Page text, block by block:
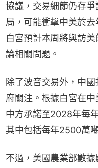
協議，交易細節仍存
局，可能衝擊中美於去
白宮預計本周將與訪
論相關問題。
除了波音交易外，中
府關注。根據白宮在中
中方承諾至2028年每
其中包括每年2500萬
不過，美國農業部數